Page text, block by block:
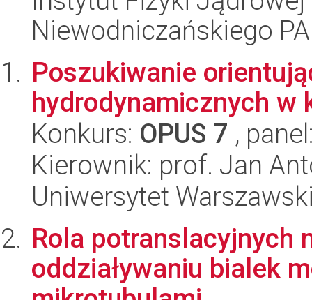
Niewodniczańskiego
Poszukiwanie
hydrodynamicznych w
Konkurs: OPUS 7 ,
Kierownik: prof. Jan
Uniwersytet
Rola potranslacyjnych
oddziaływaniu bialek